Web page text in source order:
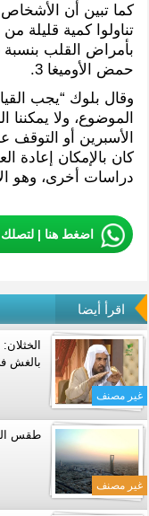
كما تبين أن الأشخاص
حمض الأوميغا 3.
وقال بلوك “يجب
الموضوع، ولا يمكننا
الأسبرين أو التوقف
كان بالإمكان إعادة
دراسات أخرى، وهو
اضغط هنا | لتصلك
اقرأ أيضا
غير مصنف
بالغش
غير مصنف
طقس